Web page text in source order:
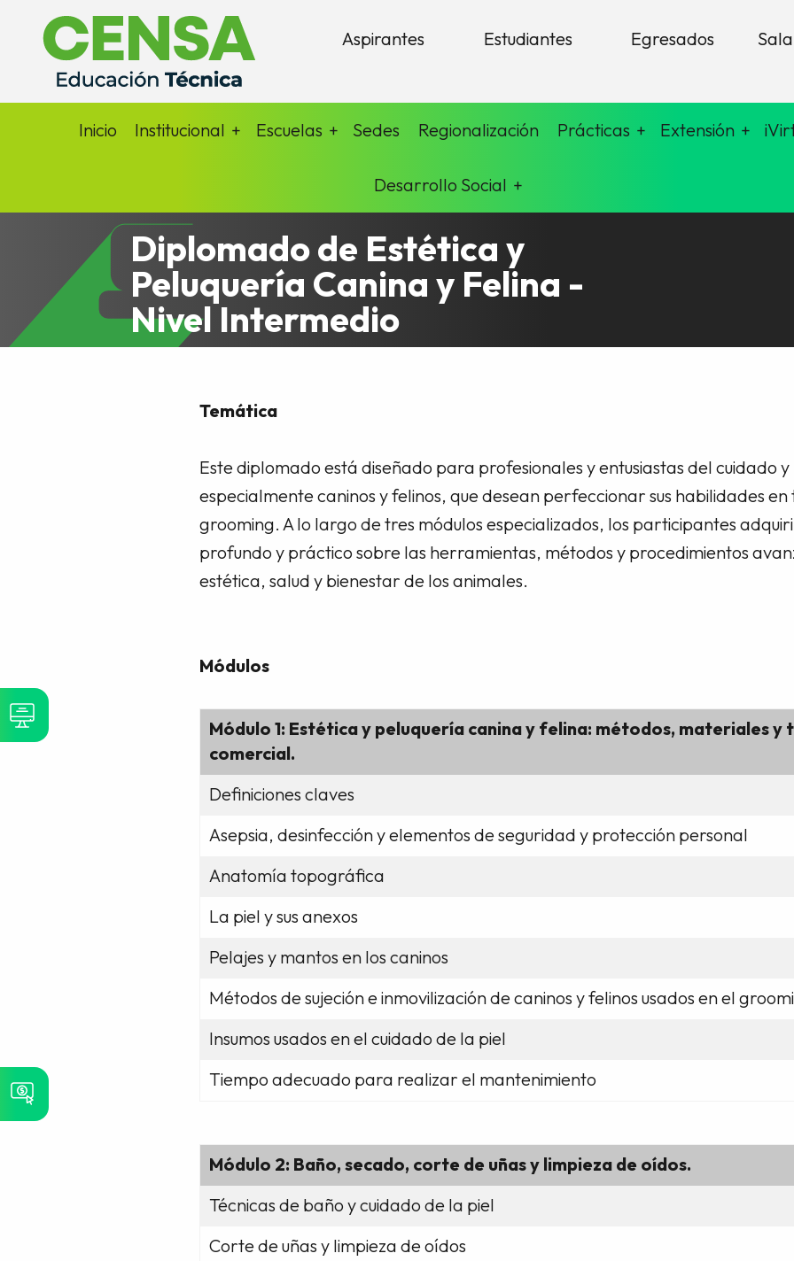
Aspirantes Estudiantes Egresados
Inicio Institucional Escuelas Sedes Regionalización Prácticas Extensión
Desarrollo Social
Diplomado de Estética y
Peluquería Canina y Felina -
Nivel Intermedio
Temática
Este diplomado está diseñado para profesionales y entusiastas del cuidado
especialmente caninos y felinos, que desean perfeccionar sus habilidades
grooming. A lo largo de tres módulos especializados, los participantes
profundo y práctico sobre las herramientas, métodos y procedimientos
estética, salud y bienestar de los animales.
Módulos
Módulo 1: Estética y peluquería canina y felina: métodos, materiales y
comercial.
Definiciones claves
Asepsia, desinfección y elementos de seguridad y protección personal
Anatomía topográfica
La piel y sus anexos
Pelajes y mantos en los caninos
Métodos de sujeción e inmovilización de caninos y felinos usados en el
Insumos usados en el cuidado de la piel
Tiempo adecuado para realizar el mantenimiento
Módulo 2: Baño, secado, corte de uñas y limpieza de oídos.
Técnicas de baño y cuidado de la piel
Corte de uñas y limpieza de oídos